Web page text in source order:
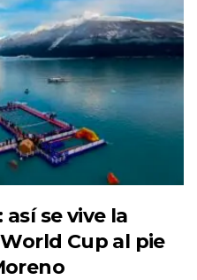
se vive la
Cup al pie